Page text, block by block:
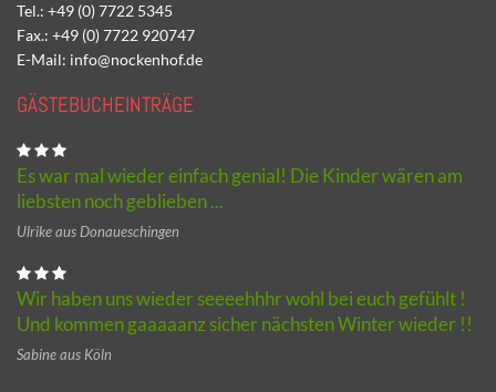
Tel.: +49 (0) 7722 5345
Fax.: +49 (0) 7722 920747
E-Mail: info@nockenhof.de
GÄSTEBUCHEINTRÄGE
Es war mal wieder einfach genial! Die Kinder wären am
liebsten noch geblieben ...
Ulrike aus Donaueschingen
Wir haben uns wieder seeeehhhr wohl bei euch gefühlt !
Und kommen gaaaaanz sicher nächsten Winter wieder !!
Sabine aus Köln